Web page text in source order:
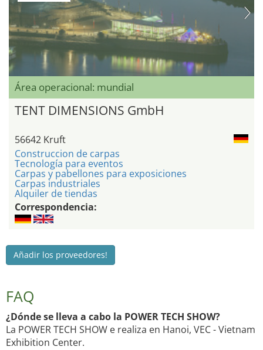
Área operacional: mundial
TENT DIMENSIONS GmbH
56642 Kruft
Construccion de carpas
Tecnología para eventos
Carpas y pabellones para exposiciones
Carpas industriales
Alquiler de tiendas
Correspondencia:
Añadir los proveedores!
FAQ
¿Dónde se lleva a cabo la POWER TECH SHOW?
La POWER TECH SHOW e realiza en Hanoi, VEC - Vietnam
Exhibition Center.